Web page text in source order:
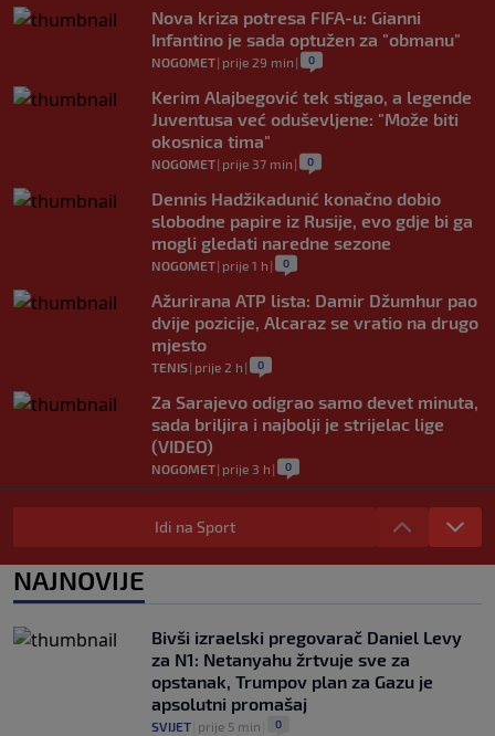
Nova kriza potresa FIFA-u: Gianni
Infantino je sada optužen za "obmanu"
NOGOMET| prije 29 min | 0
Kerim Alajbegović tek stigao, a legende
Juventusa već oduševljene: "Može biti
okosnica tima"
NOGOMET| prije 37 min | 0
Dennis Hadžikadunić konačno dobio
slobodne papire iz Rusije, evo gdje bi ga
mogli gledati naredne sezone
NOGOMET| prije 1 h | 0
Ažurirana ATP lista: Damir Džumhur pao
dvije pozicije, Alcaraz se vratio na drugo
mjesto
TENIS| prije 2 h | 0
Za Sarajevo odigrao samo devet minuta,
sada briljira i najbolji je strijelac lige
(VIDEO)
NOGOMET| prije 3 h | 0
Danas počinje Evropsko prvenstvo u
atletici: Mesud Pezer jedini predstavnik
0
navodno dao zeleno svjetlo za odlazak
iz Real Madrida
prije 3 h 0
Idi na Sport
NAJNOVIJE
Bivši izraelski pregovarač Daniel Levy
za N1: Netanyahu žrtvuje sve za
opstanak, Trumpov plan za Gazu je
apsolutni promašaj
SVIJET prije 5 min 0